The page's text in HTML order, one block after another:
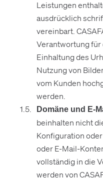
Leistungen
ausdrücklich
vereinbart.
Verantwortung für
Einhaltung des
Nutzung von
vom Kunden
werden.
Domäne und E-
beinhalten nicht
Konfiguration
oder E-Mail-
vollständig in die
werden von